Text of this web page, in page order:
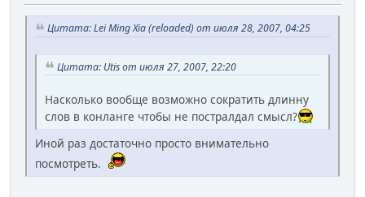
Цитата: Lei Ming Xia (reloaded) от июля 28, 2007, 04:25
Цитата: Utis от июля 27, 2007, 22:20
Насколько вообще возможно сократить длинну
слов в конланге чтобы не постралдал смысл?
Иной раз достаточно просто внимательно
посмотреть.